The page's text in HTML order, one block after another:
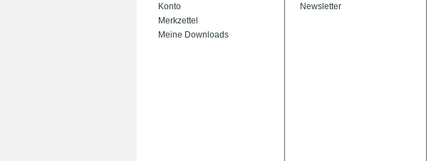
Konto
Merkzettel
Meine Downloads
Newsletter